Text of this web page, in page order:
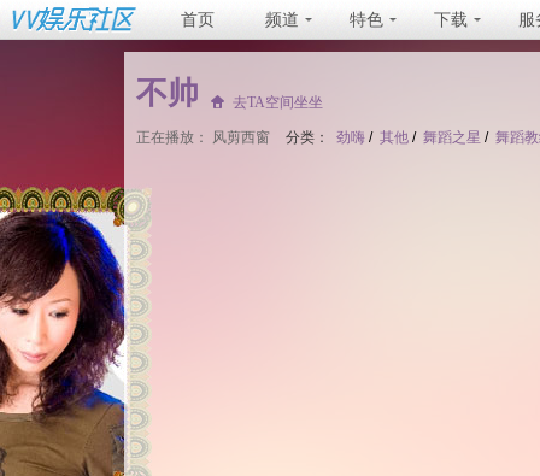
首页 频道 特色 下载 服
不帅 去TA空间坐坐
正在播放： 风剪西窗 分类： 劲嗨 / 其他 / 舞蹈之星 / 舞蹈